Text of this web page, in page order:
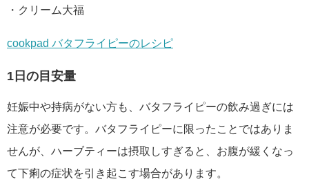
・クリーム大福
cookpad バタフライピーのレシピ
1日の目安量
妊娠中や持病がない方も、バタフライピーの飲み過ぎには
注意が必要です。バタフライピーに限ったことではありま
せんが、ハーブティーは摂取しすぎると、お腹が緩くなっ
て下痢の症状を引き起こす場合があります。